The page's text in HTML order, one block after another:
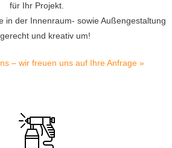
für Ihr Projekt.
in der Innenraum- sowie Außengestaltung
und kreativ um!
– wir freuen uns auf Ihre Anfrage »